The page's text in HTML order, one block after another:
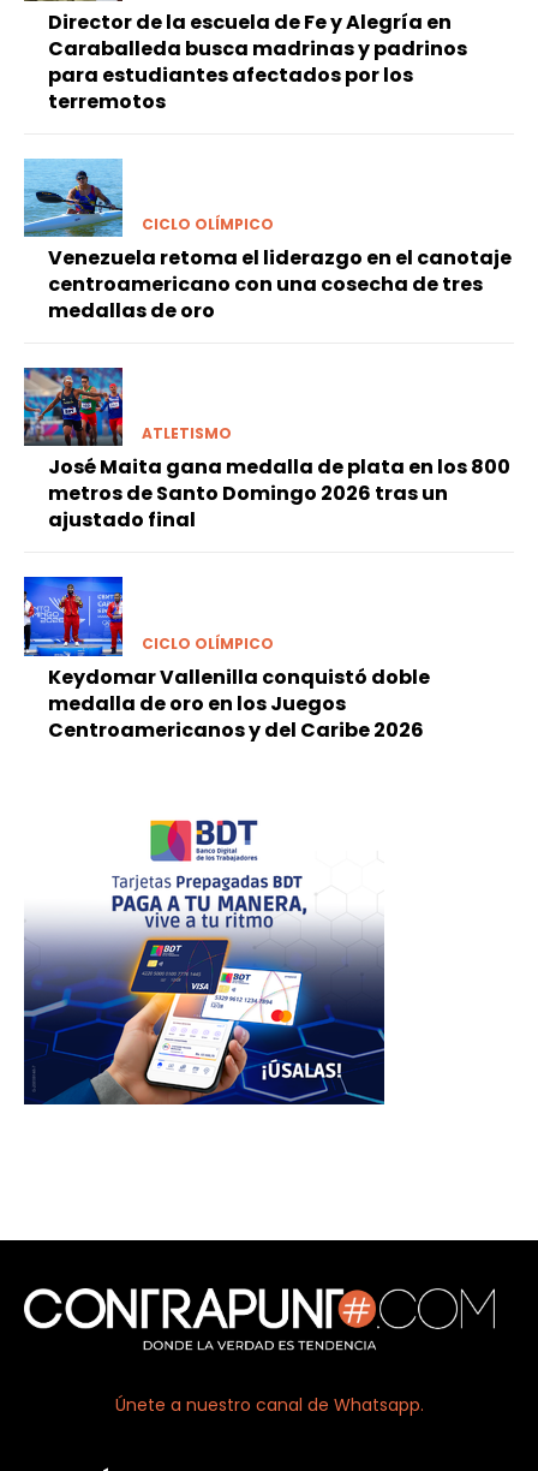
Director de la escuela de Fe y Alegría en
Caraballeda busca madrinas y padrinos
para estudiantes afectados por los
terremotos
CICLO OLÍMPICO
Venezuela retoma el liderazgo en el canotaje
centroamericano con una cosecha de tres
medallas de oro
ATLETISMO
José Maita gana medalla de plata en los 800
metros de Santo Domingo 2026 tras un
ajustado final
CICLO OLÍMPICO
Keydomar Vallenilla conquistó doble
medalla de oro en los Juegos
Centroamericanos y del Caribe 2026
Únete a nuestro canal de Whatsapp.